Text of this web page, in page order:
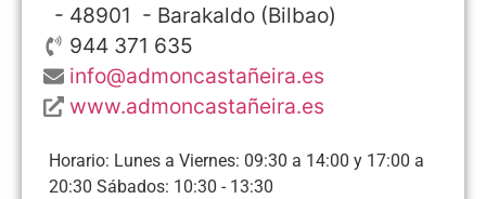
- 48901 - Barakaldo (Bilbao)
944 371 635
info@admoncastañeira.es
www.admoncastañeira.es
Horario: Lunes a Viernes: 09:30 a 14:00 y 17:00 a
20:30 Sábados: 10:30 - 13:30